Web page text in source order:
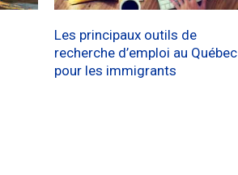
Les principaux outils de
recherche d’emploi au Québec
pour les immigrants